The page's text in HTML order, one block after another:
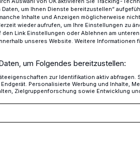
um Ihnen Dienste bereitzustellen“
Inhalte und Anzeigen möglicherweise
wieder aufrufen, um Ihre Einstellungen zu
Link Einstellungen oder Ablehnen am unteren
unseres Website. Weitere Informationen
um Folgendes bereitzustellen:
zur Identifikation aktiv abfragen.
Personalisierte Werbung und Inhalte,
Zielgruppenforschung sowie Entwicklung